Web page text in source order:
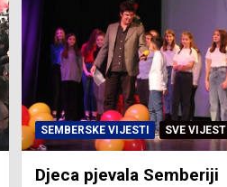
SEMBERSKE VIJESTI SVE VIJESTI
Djeca pjevala Semberiji